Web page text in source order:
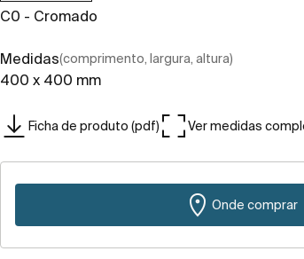
C0 - Cromado
Medidas(comprimento, largura, altura)
400 x 400 mm
Ficha de produto (pdf) Ver medidas
Onde comprar